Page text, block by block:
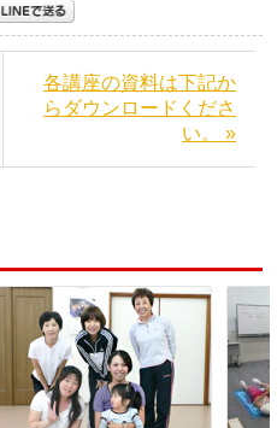
各講座の資料は下記か
らダウンロードくださ
い。 »